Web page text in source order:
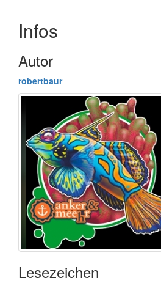
Infos
Autor
robertbaur
Lesezeichen